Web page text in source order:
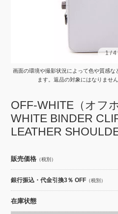
1/4
1/4
画面の環境や撮影状況によって色や質感な
ます。返品の対象にはなりませ
OFF-WHITE（オフ
WHITE BINDER
LEATHER
販売価格 （税別）
銀行振込・代金引換3％ OFF （税別）
在庫状態